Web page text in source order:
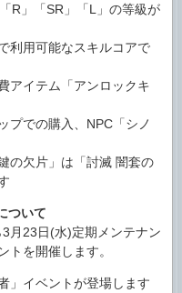
R」「SR」「L」の等級が
利用可能なスキルコアで
アイテム「アンロックキ
プでの購入、NPC「シノ
の欠片」は「討滅 闇套の
ついて
月23日(水)定期メンテナン
トを開催します。
」イベントが登場します